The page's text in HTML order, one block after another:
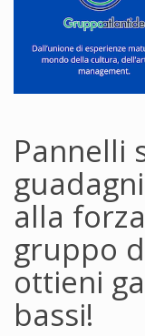
Pannelli
alla
gruppo
ottieni
bassi!